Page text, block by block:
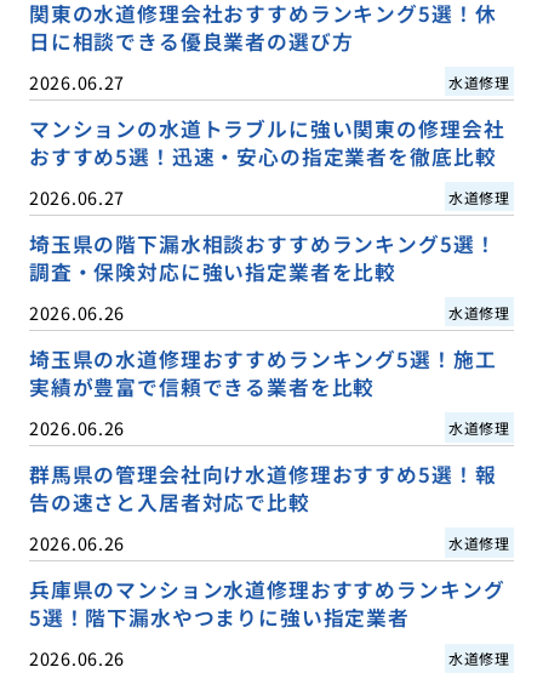
関東の水道修理会社おすすめランキング5選！休
日に相談できる優良業者の選び方
2026.06.27 水道修理
マンションの水道トラブルに強い関東の修理会社
おすすめ5選！迅速・安心の指定業者を徹底比較
2026.06.27 水道修理
埼玉県の階下漏水相談おすすめランキング5選！
調査・保険対応に強い指定業者を比較
2026.06.26 水道修理
埼玉県の水道修理おすすめランキング5選！施工
実績が豊富で信頼できる業者を比較
2026.06.26 水道修理
群馬県の管理会社向け水道修理おすすめ5選！報
告の速さと入居者対応で比較
2026.06.26 水道修理
兵庫県のマンション水道修理おすすめランキング
5選！階下漏水やつまりに強い指定業者
2026.06.26 水道修理